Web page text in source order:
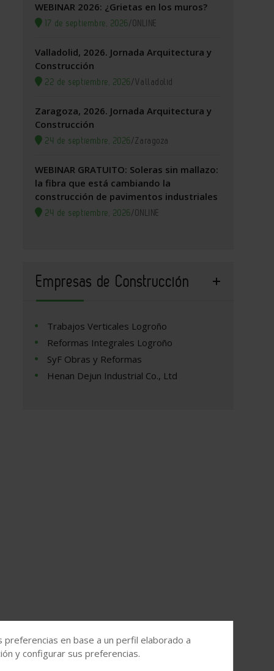
WEBINAR 2026: ¿Grietas en los muros?
17 de septiembre, 2026/ONLINE
Valladolid, 2026. Jornada Arquitectura y
Construcción
22 de septiembre, 2026/Valladolid
Zaragoza, 2026. Jornada Arquitectura y
Construcción
24 de septiembre, 2026/Zaragoza
WEBINAR GRATUITO: Soleras sin mallazo:
la fibra que está cambiando la
construcción de pavimentos industriales
24 de septiembre, 2026/ONLINE
Empresas de Construcción
Trabajos Verticales Logroño
Reformas Integrales Logroño
SyF Obras y Reformas
Henan Dejun Industrial Co., Ltd
en base a un perfil elaborado a
y configurar sus preferencias.